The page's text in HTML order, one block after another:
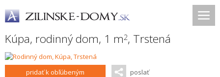
Kúpa, rodinný dom, 1 m2, Trstená
pridať k obľúbeným poslať